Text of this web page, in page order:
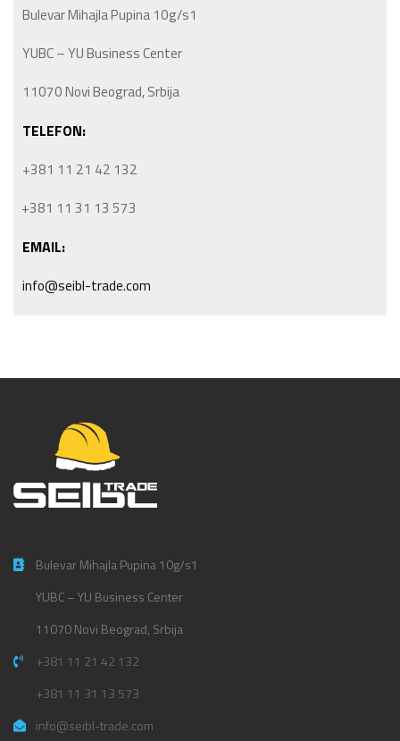
Bulevar Mihajla Pupina 10g/s1
YUBC – YU Business Center
11070 Novi Beograd, Srbija
TELEFON:
+381 11 21 42 132
+381 11 31 13 573
EMAIL:
info@seibl-trade.com
Bulevar Mihajla Pupina 10g/s1
YUBC – YU Business Center
11070 Novi Beograd, Srbija
+381 11 21 42 132
+381 11 31 13 573
info@seibl-trade.com